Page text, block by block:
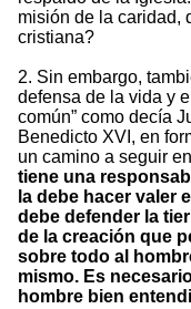
misión de la caridad,
cristiana?
2. Sin embargo,
defensa de la vida y
común” como decía
Benedicto XVI, en
un camino a seguir
tiene una
la debe hacer valer
debe defender la
de la creación que
sobre todo al
mismo. Es
hombre bien